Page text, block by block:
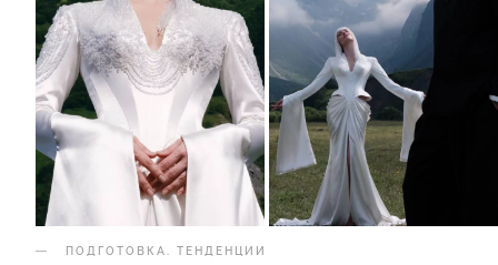
ПОДГОТОВКА ТЕНДЕНЦИИ